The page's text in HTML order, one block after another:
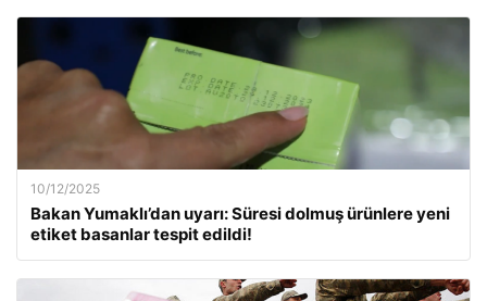
10/12/2025
Bakan Yumaklı’dan uyarı: Süresi dolmuş ürünlere yeni
etiket basanlar tespit edildi!